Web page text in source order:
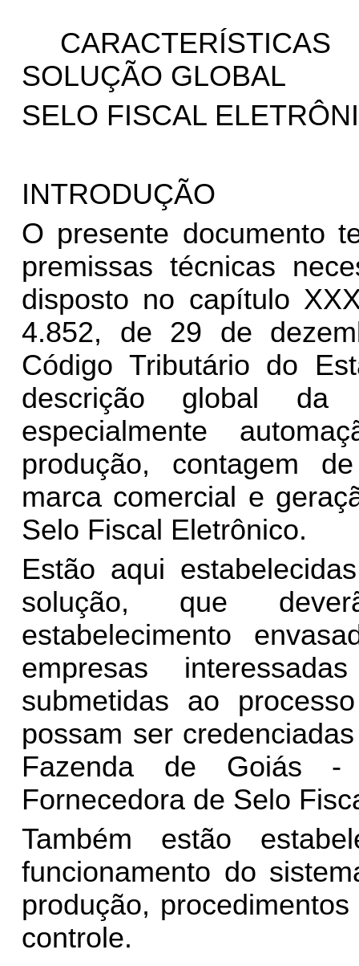
SOLUÇÃO GLOBAL
SELO FISCAL
INTRODUÇÃO
O presente documento
premissas técnicas
disposto no capítulo
4.852, de 29 de
Código Tributário do
descrição global
especialmente
produção, contagem
marca comercial e
Selo Fiscal Eletrônico.
Estão aqui
solução, que
estabelecimento
empresas
submetidas ao
possam ser
Fazenda de Goiás -
Fornecedora de Selo
Também estão
funcionamento do
produção,
controle.